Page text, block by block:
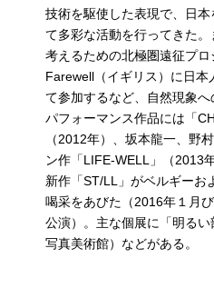
技術を駆使した表現で、日
て多彩な活動を行ってきた
考えるための北極圏遠征プ
Farewell（イギリス）に日本
て参加するなど、自然現象へ
パフォーマンス作品には「
（2012年）、坂本龍一、野
ン作「LIFE-WELL」（2013
新作「ST/LL」がベルギーお
喝采をあびた（2016年１月
公演）。主な個展に「明る
写真美術館）などがある。